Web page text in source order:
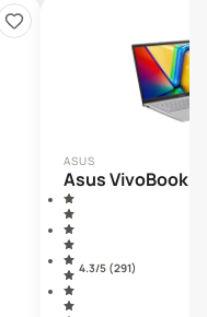
ASUS
Asus VivoBook
4.3/5 (291)